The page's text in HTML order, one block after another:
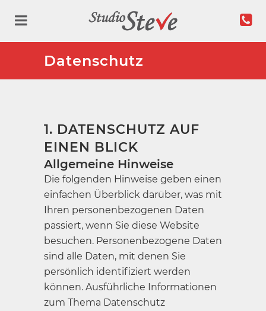
Datenschutz
1. DATENSCHUTZ AUF
EINEN BLICK
Allgemeine Hinweise
Die folgenden Hinweise geben einen
einfachen Überblick darüber, was mit
Ihren personenbezogenen Daten
passiert, wenn Sie diese Website
besuchen. Personenbezogene Daten
sind alle Daten, mit denen Sie
persönlich identifiziert werden
können. Ausführliche Informationen
zum Thema Datenschutz